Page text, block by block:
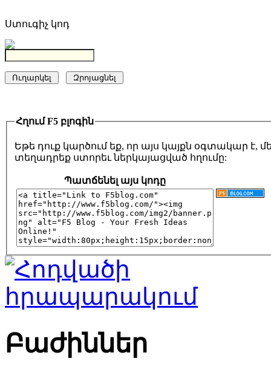
Ստուգիչ կոդ
Հղում F5 բլոգին
Եթե դուք կարծում եք, որ այս կայքն օգտակար է,
տեղադրեք ստորեւ ներկայացված հղումը:
Պատճենել այս կոդը
Բաժիններ